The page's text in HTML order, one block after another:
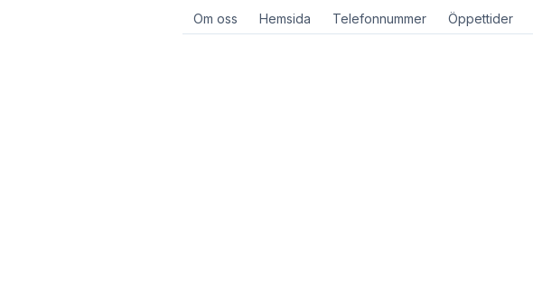
Om oss Hemsida Telefonnummer Öppettider